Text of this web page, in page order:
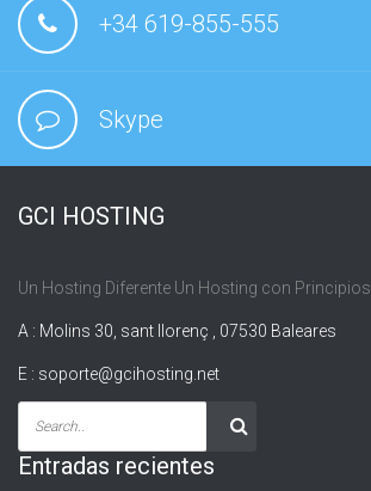
+34 619-855-555
Skype
GCI HOSTING
Un Hosting Diferente Un Hosting con Principios
A : Molins 30, sant llorenç , 07530 Baleares
E : soporte@gcihosting.net
Entradas recientes